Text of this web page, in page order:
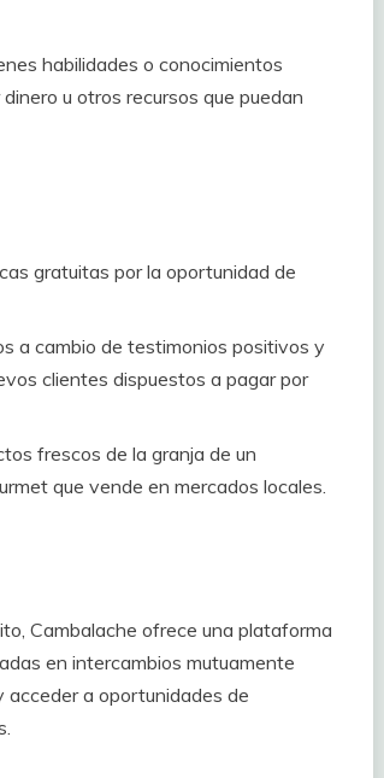
habilidades o conocimientos
u otros recursos que puedan
gratuitas por la oportunidad de
a cambio de testimonios positivos y
clientes dispuestos a pagar por
frescos de la granja de un
que vende en mercados locales.
Cambalache ofrece una plataforma
en intercambios mutuamente
acceder a oportunidades de